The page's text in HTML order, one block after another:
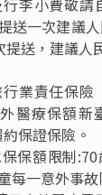
客房間數294
硅谷——杭州
湖畔，步行輕
風格、卓越完
為每位賓客造